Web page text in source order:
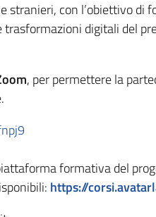
stranieri, con l’obiettivo di
digitali del
, per permettere la
formativa del
https://